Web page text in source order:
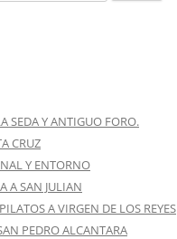
SEDA Y ANTIGUO FORO.
CRUZ
Y ENTORNO
A SAN JULIAN
A VIRGEN DE LOS REYES
PEDRO ALCANTARA